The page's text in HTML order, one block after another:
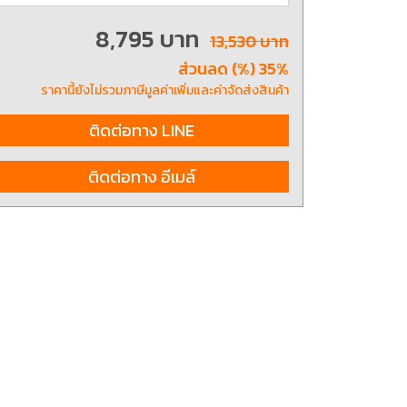
ช่าง ประเภทจับ
8 Hand and Assembly Tools /
เครื่องมือช่างสำหรับงานประกอบ
8,795 บาท 13,530 บาท
ส่วนลด (%) 35%
ราคานี้ยังไม่รวมภาษีมูลค่าเพิ่มและค่าจัดส่งสินค้า
ติดต่อทาง LINE
ติดต่อทาง อีเมล์